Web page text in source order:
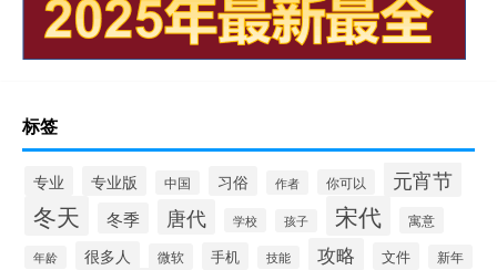
标签
专业 专业版 中国 习俗 作者 你可以 元宵节
冬天 冬季 唐代 学校 孩子 宋代 寓意
年龄 很多人 微软 手机 技能 攻略 文件 新年